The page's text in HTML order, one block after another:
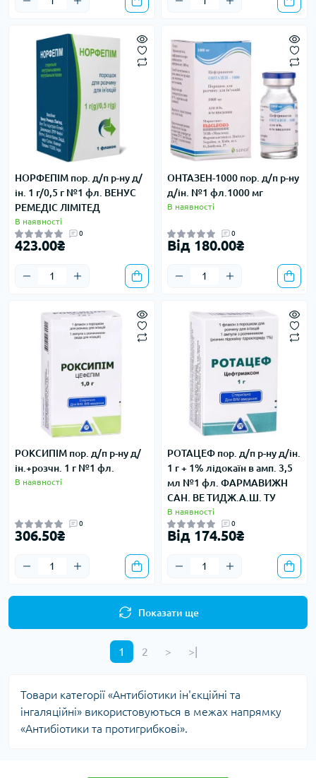
НОРФЕПІМ пор. д/п р-ну д/
ін. 1 г/0,5 г №1 фл. ВЕНУС
РЕМЕДІС ЛІМІТЕД
В наявності
0
423.00₴
ОНТАЗЕН-1000 пор. д/п р-ну
д/ін. №1 фл.1000 мг
В наявності
0
Від 180.00₴
РОКСИПІМ пор. д/п р-ну д/
ін.+розчн. 1 г №1 фл.
В наявності
0
306.50₴
РОТАЦЕФ пор. д/п р-ну д/ін.
1 г + 1% лідокаїн в амп. 3,5
мл №1 фл. ФАРМАВИЖН
САН. ВЕ ТИДЖ.А.Ш. ТУ
В наявності
0
Від 174.50₴
Показати ще
1 2 > >|
Товари категорії «Антибіотики ін'єкційні та
інгаляційні» використовуються в межах напрямку
«Антибіотики та протигрибкові».